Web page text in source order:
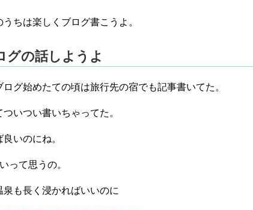
ちは楽しくブログ書こうよ。
グの話しようよ
グ始めたての頃は旅行先の宿でも記事書いてた。
ついつい書いちゃってた。
いのにね。
って思うの。
も長く浸かればいいのに